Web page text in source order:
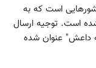
است که به
شده است. توجیه ارسال
داعش" عنوان شده